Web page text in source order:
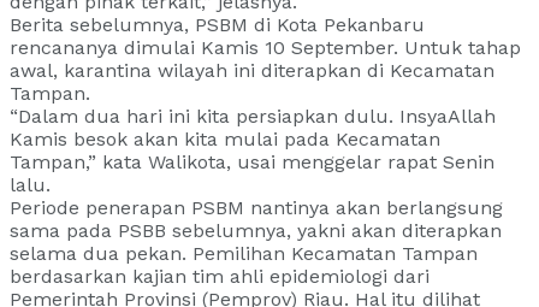
Berita sebelumnya, PSBM di Kota Pekanbaru
rencananya dimulai Kamis 10 September. Untuk tahap
awal, karantina wilayah ini diterapkan di Kecamatan
Tampan.
“Dalam dua hari ini kita persiapkan dulu. InsyaAllah
Kamis besok akan kita mulai pada Kecamatan
Tampan,” kata Walikota, usai menggelar rapat Senin
lalu.
Periode penerapan PSBM nantinya akan berlangsung
sama pada PSBB sebelumnya, yakni akan diterapkan
selama dua pekan. Pemilihan Kecamatan Tampan
berdasarkan kajian tim ahli epidemiologi dari
Pemerintah Provinsi (Pemprov) Riau. Hal itu dilihat